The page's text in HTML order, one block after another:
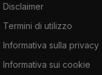
Disclaimer
Termini di utilizzo
Informativa sulla privacy
Informativa sui cookie